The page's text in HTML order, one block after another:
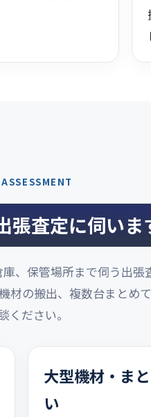
張査定に伺いま
、保管場所まで伺う出張
材の搬出、複数台まとめ
ください。
大型機材・ま
い